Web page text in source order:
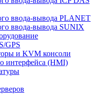
ввода-вывода PLANET
ввода-вывода SUNIX
GPS
и KVM консоли
интерфейса (HMI)